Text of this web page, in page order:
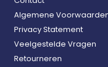
Algemene
Privacy Statement
Veelgestelde Vragen
Retourneren